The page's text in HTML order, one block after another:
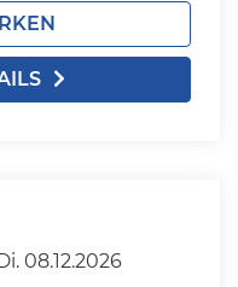
08.12.2026